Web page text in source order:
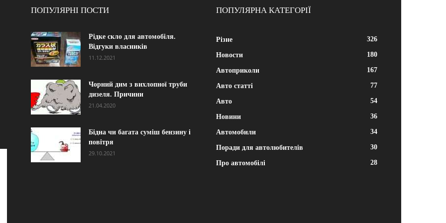
ПОПУЛЯРНІ ПОСТИ
Рідке скло для автомобіля.
Відгуки власників
11.12.2021
Чорний дим з вихлопної труби
дизеля. Причини
21.04.2020
Бідна чи багата суміш бензину і
повітря
29.10.2021
ПОПУЛЯРНА КАТЕГОРІЇ
Різне 326
Новости 180
Автоприколи 167
Авто статті 77
Авто 54
Новини 36
Автомобили 34
Поради для автолюбителів 30
Про автомобілі 28